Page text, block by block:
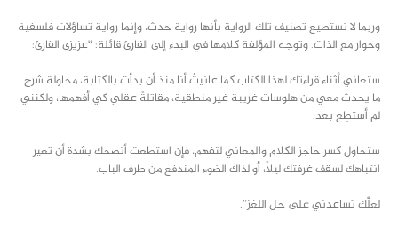
وربما لا نستطيع تصنيف تلك الرواية بأنها رواية حدث، وإنما رواية تساؤلات فلسفية
وحوار مع الذات. وتوجه المؤلفة كلامها في البدء إلى القارئ قائلة: “عزيزي القارئ:
ستعاني أثناء قراءتك لهذا الكتاب كما عانيتُ أنا منذ أن بدأت بالكتابة، محاولة شرح
ما يحدث معي من هلوسات غريبة غير منطقية، مقاتلةً عقلي كي أفهمها، ولكنني
لم أستطِع بعد.
ستحاول كسر حاجز الكلام والمعاني لتفهم، فإن استطعت أنصحك بشدة أن تعير
انتباهك لسقف غرفتك ليلاً، أو لذاك الضوء المندفع من طرف الباب.
لعلَّك تساعدني على حل اللغز”.